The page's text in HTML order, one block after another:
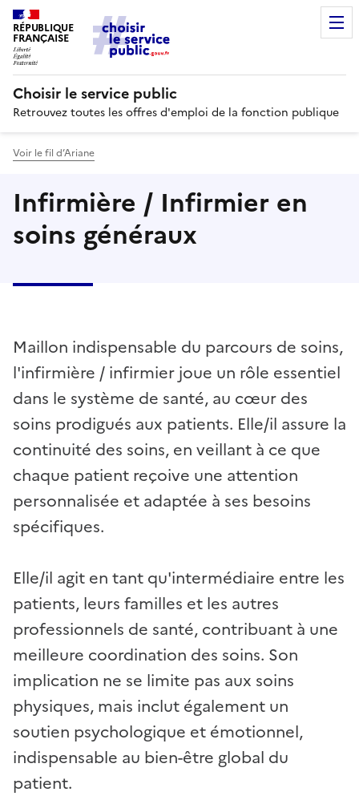
RÉPUBLIQUE
FRANÇAISE
Choisir le service public
Retrouvez toutes les offres d'emploi de la fonction publique
Voir le fil d’Ariane
Infirmière / Infirmier en
soins généraux
Maillon indispensable du parcours de soins,
l'infirmière / infirmier joue un rôle essentiel
dans le système de santé, au cœur des
soins prodigués aux patients. Elle/il assure la
continuité des soins, en veillant à ce que
chaque patient reçoive une attention
personnalisée et adaptée à ses besoins
spécifiques.
Elle/il agit en tant qu'intermédiaire entre les
patients, leurs familles et les autres
professionnels de santé, contribuant à une
meilleure coordination des soins. Son
implication ne se limite pas aux soins
physiques, mais inclut également un
soutien psychologique et émotionnel,
indispensable au bien-être global du
patient.